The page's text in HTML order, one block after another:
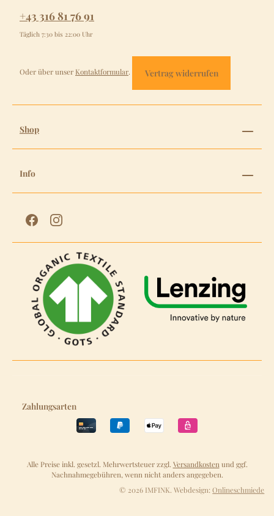
+43 316 81 76 91
Täglich 7:30 bis 22:00 Uhr
Oder über unser Kontaktformular. Vertrag widerrufen
Shop
Info
Zahlungsarten
Alle Preise inkl. gesetzl. Mehrwertsteuer zzgl. Versandkosten und ggf.
Nachnahmegebühren, wenn nicht anders angegeben.
© 2026 IMFINK. Webdesign:Onlineschmiede